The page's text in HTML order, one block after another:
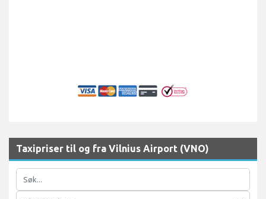
Taxipriser til og fra Vilnius Airport (VNO)